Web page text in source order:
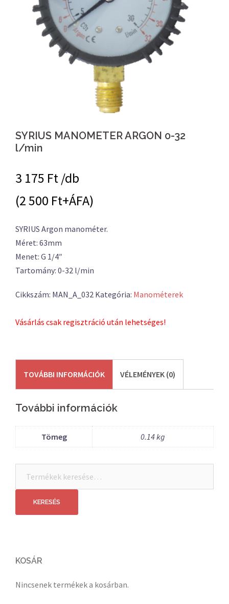
SYRIUS MANOMETER ARGON 0-32
l/min
3 175 Ft /db
(2 500 Ft+ÁFA)
SYRIUS Argon manométer.
Méret: 63mm
Menet: G 1/4″
Tartomány: 0-32 l/min
Cikkszám: MAN_A_032 Kategória: Manométerek
Vásárlás csak regisztráció után lehetséges!
TOVÁBBI INFORMÁCIÓK VÉLEMÉNYEK (0)
További információk
Tömeg 0.14 kg
következőre:
KERESÉS
KOSÁR
Nincsenek termékek a kosárban.